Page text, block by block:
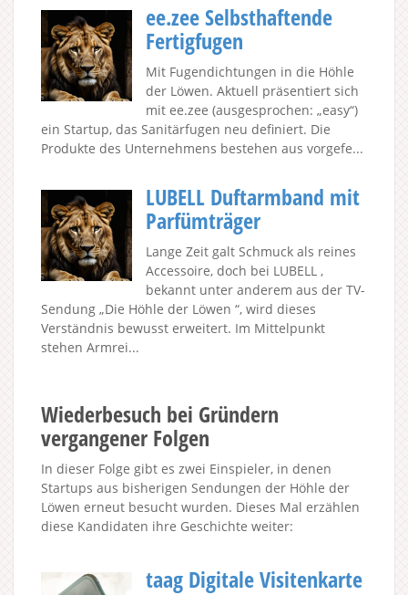
ee.zee Selbsthaftende
Fertigfugen
Mit Fugendichtungen in die Höhle
der Löwen. Aktuell präsentiert sich
mit ee.zee (ausgesprochen: „easy“)
ein Startup, das Sanitärfugen neu definiert. Die
Produkte des Unternehmens bestehen aus vorgefe...
LUBELL Duftarmband mit
Parfümträger
Lange Zeit galt Schmuck als reines
Accessoire, doch bei LUBELL ,
bekannt unter anderem aus der TV-
Sendung „Die Höhle der Löwen “, wird dieses
Verständnis bewusst erweitert. Im Mittelpunkt
stehen Armrei...
Wiederbesuch bei Gründern
vergangener Folgen
In dieser Folge gibt es zwei Einspieler, in denen
Startups aus bisherigen Sendungen der Höhle der
Löwen erneut besucht wurden. Dieses Mal erzählen
diese Kandidaten ihre Geschichte weiter:
taag Digitale Visitenkarte